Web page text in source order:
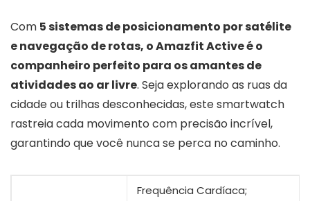
Com 5 sistemas de posicionamento por satélite
e navegação de rotas, o Amazfit Active é o
companheiro perfeito para os amantes de
atividades ao ar livre. Seja explorando as ruas da
cidade ou trilhas desconhecidas, este smartwatch
rastreia cada movimento com precisão incrível,
garantindo que você nunca se perca no caminho.
Frequência Cardíaca;